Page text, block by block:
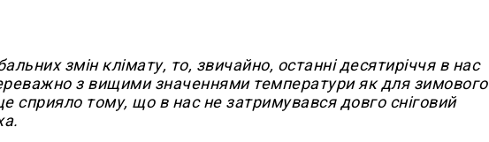
змін клімату, то, звичайно, останні десятиріччя в нас
з вищими значеннями температури як для зимового
сприяло тому, що в нас не затримувався довго сніговий